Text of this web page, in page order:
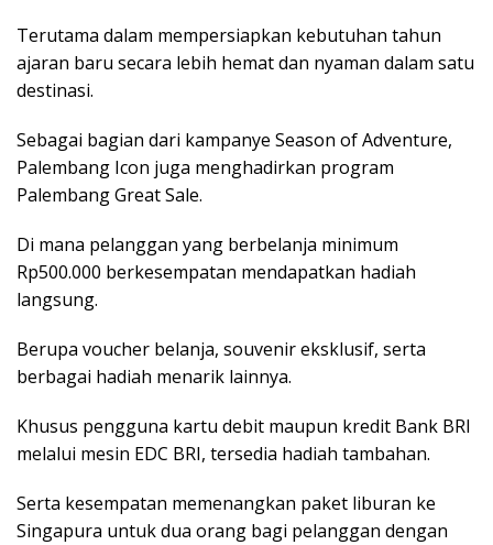
Terutama dalam mempersiapkan kebutuhan tahun
ajaran baru secara lebih hemat dan nyaman dalam satu
destinasi.
Sebagai bagian dari kampanye Season of Adventure,
Palembang Icon juga menghadirkan program
Palembang Great Sale.
Di mana pelanggan yang berbelanja minimum
Rp500.000 berkesempatan mendapatkan hadiah
langsung.
Berupa voucher belanja, souvenir eksklusif, serta
berbagai hadiah menarik lainnya.
Khusus pengguna kartu debit maupun kredit Bank BRI
melalui mesin EDC BRI, tersedia hadiah tambahan.
Serta kesempatan memenangkan paket liburan ke
Singapura untuk dua orang bagi pelanggan dengan